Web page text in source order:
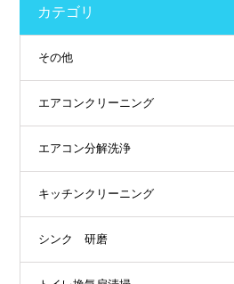
カテゴリ
その他
エアコンクリーニング
エアコン分解洗浄
キッチンクリーニング
シンク 研磨